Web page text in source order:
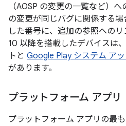
（AOSP の変更の一覧など）
の変更が同じバグに関係する
した番号に、追加の参照への
10 以降を搭載したデバイスは
トと Google Play システム ア
があります。
プラットフォーム アプリ
プラットフォーム アプリの最